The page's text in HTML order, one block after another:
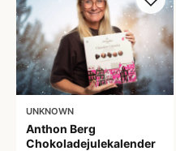
UNKNOWN
Anthon Berg
Chokoladejulekalender